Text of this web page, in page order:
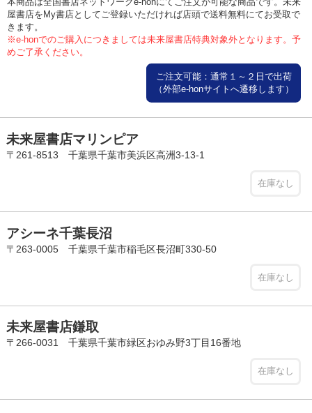
屋書店をMy書店としてご登録いただければ店頭で送料無料にてお受取で
きます。
※e-honでのご購入につきましては未来屋書店特典対象外となります。予
めご了承ください。
ご注文可能：通常１～２日で出荷
（外部e-honサイトへ遷移します）
未来屋書店マリンピア
〒261-8513 千葉県千葉市美浜区高洲3-13-1
在庫なし
アシーネ千葉長沼
〒263-0005 千葉県千葉市稲毛区長沼町330-50
在庫なし
未来屋書店鎌取
〒266-0031 千葉県千葉市緑区おゆみ野3丁目16番地
在庫なし